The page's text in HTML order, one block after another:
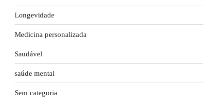
Longevidade
Medicina personalizada
Saudável
saúde mental
Sem categoria